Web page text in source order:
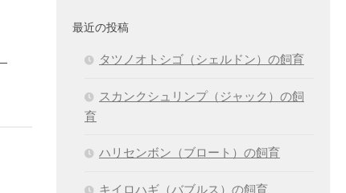
最近の投稿
タツノオトシゴ（シェルドン）の飼育
スカンクシュリンプ（ジャック）の飼
育
ハリセンボン（ブロート）の飼育
キイロハギ（バブルス）の飼育